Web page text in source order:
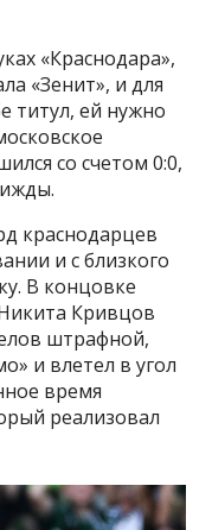
«Краснодара»,
«Зенит», и для
титул, ей нужно
со счетом 0:0,
краснодарцев
и с близкого
В концовке
Кривцов
штрафной,
и влетел в угол
время
реализовал